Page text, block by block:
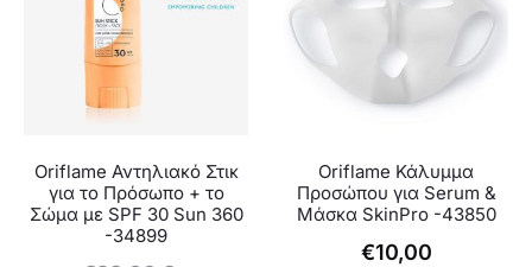
Oriflame Αντηλιακό Στικ
για το Πρόσωπο + το
Σώμα με SPF 30 Sun 360
-34899
Oriflame Κάλυμμα
Προσώπου για Serum &
Μάσκα SkinPro -43850
€10,00